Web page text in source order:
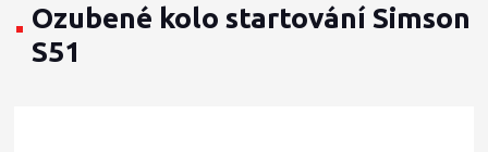
Ozubené kolo startování Simson
S51